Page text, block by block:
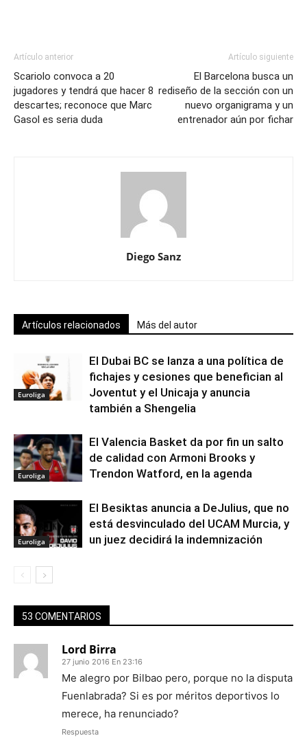
Artículo anterior
Scariolo convoca a 20
jugadores y tendrá que hacer 8
descartes; reconoce que Marc
Gasol es seria duda
Artículo siguiente
El Barcelona busca un
rediseño de la sección con un
nuevo organigrama y un
entrenador aún por fichar
Diego Sanz
Artículos relacionados Más del autor
Euroliga
El Dubai BC se lanza a una política de
fichajes y cesiones que benefician al
Joventut y el Unicaja y anuncia
también a Shengelia
Euroliga
El Valencia Basket da por fin un salto
de calidad con Armoni Brooks y
Trendon Watford, en la agenda
Euroliga
El Besiktas anuncia a DeJulius, que no
está desvinculado del UCAM Murcia, y
un juez decidirá la indemnización
53 COMENTARIOS
Lord Birra
27 junio 2016 En 23:16
Me alegro por Bilbao pero, porque no la disputa
Fuenlabrada? Si es por méritos deportivos lo
merece, ha renunciado?
Respuesta